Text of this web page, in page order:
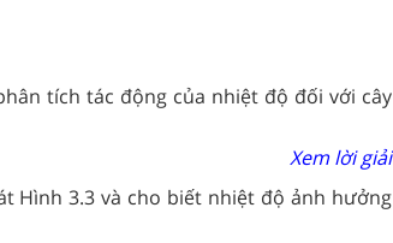
tích tác động của nhiệt độ đối với cây
Xem lời giải
Hình 3.3 và cho biết nhiệt độ ảnh hưởng